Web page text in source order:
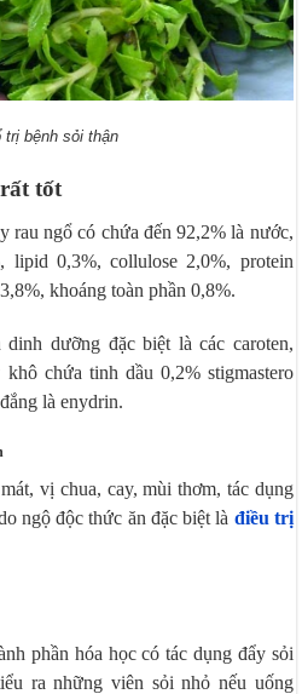
trị bệnh sỏi thận
tốt
rau ngổ có chứa đến 92,2% là nước,
lipid 0,3%, collulose 2,0%, protein
khoáng toàn phần 0,8%.
dưỡng đặc biệt là các caroten,
chứa tinh dầu 0,2% stigmastero
là enydrin.
vị chua, cay, mùi thơm, tác dụng
ngộ độc thức ăn đặc biệt là điều trị
phần hóa học có tác dụng đẩy sỏi
ra những viên sỏi nhỏ nếu uống